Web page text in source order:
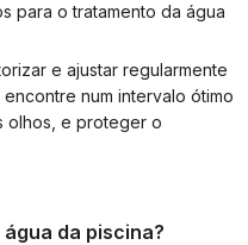
para o tratamento da água
e ajustar regularmente
num intervalo ótimo
olhos, e proteger o
da piscina?